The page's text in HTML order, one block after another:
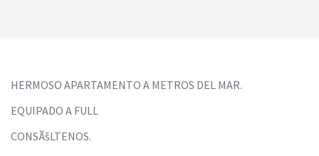
HERMOSO APARTAMENTO A METROS DEL MAR.
EQUIPADO A FULL
CONSÃšLTENOS.